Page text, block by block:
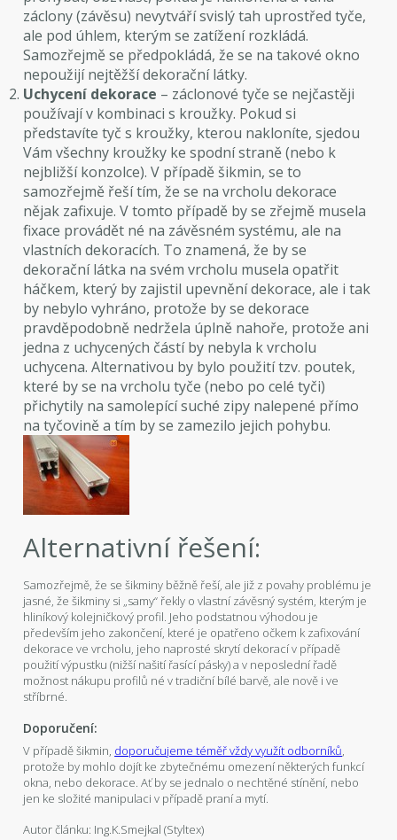
záclony (závěsu) nevytváří svislý tah uprostřed tyče,
ale pod úhlem, kterým se zatížení rozkládá.
Samozřejmě se předpokládá, že se na takové okno
nepoužijí nejtěžší dekorační látky.
Uchycení dekorace – záclonové tyče se nejčastěji
používají v kombinaci s kroužky. Pokud si
představíte tyč s kroužky, kterou nakloníte, sjedou
Vám všechny kroužky ke spodní straně (nebo k
nejbližší konzolce). V případě šikmin, se to
samozřejmě řeší tím, že se na vrcholu dekorace
nějak zafixuje. V tomto případě by se zřejmě musela
fixace provádět né na závěsném systému, ale na
vlastních dekoracích. To znamená, že by se
dekorační látka na svém vrcholu musela opatřit
háčkem, který by zajistil upevnění dekorace, ale i tak
by nebylo vyhráno, protože by se dekorace
pravděpodobně nedržela úplně nahoře, protože ani
jedna z uchycených částí by nebyla k vrcholu
uchycena. Alternativou by bylo použití tzv. poutek,
které by se na vrcholu tyče (nebo po celé tyči)
přichytily na samolepící suché zipy nalepené přímo
na tyčovině a tím by se zamezilo jejich pohybu.
Alternativní řešení:
Samozřejmě, že se šikminy běžně řeší, ale již z povahy problému je
jasné, že šikminy si „samy“ řekly o vlastní závěsný systém, kterým je
hliníkový kolejničkový profil. Jeho podstatnou výhodou je
především jeho zakončení, které je opatřeno očkem k zafixování
dekorace ve vrcholu, jeho naprosté skrytí dekorací v případě
použití výpustku (nižší našití řasící pásky) a v neposlední řadě
možnost nákupu profilů né v tradiční bílé barvě, ale nově i ve
stříbrné.
Doporučení:
V případě šikmin, doporučujeme téměř vždy využít odborníků,
protože by mohlo dojít ke zbytečnému omezení některých funkcí
okna, nebo dekorace. Ať by se jednalo o nechtěné stínění, nebo
jen ke složité manipulaci v případě praní a mytí.
Autor článku: Ing.K.Smejkal (Styltex)